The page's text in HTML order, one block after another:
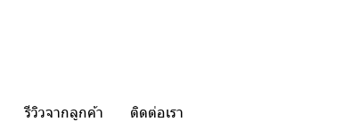
รีวิวจากลูกค้า ติดต่อเรา